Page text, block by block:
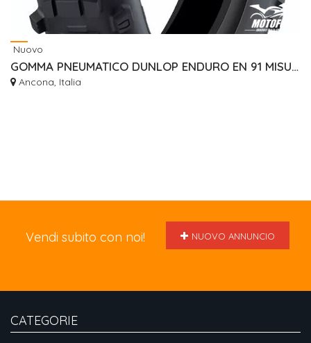
Nuovo
GOMMA PNEUMATICO DUNLOP ENDURO EN 91 MISURA 140/80/18
Ancona, Italia
Vendi subito con noi! NUOVO ANNUNCIO
CATEGORIE